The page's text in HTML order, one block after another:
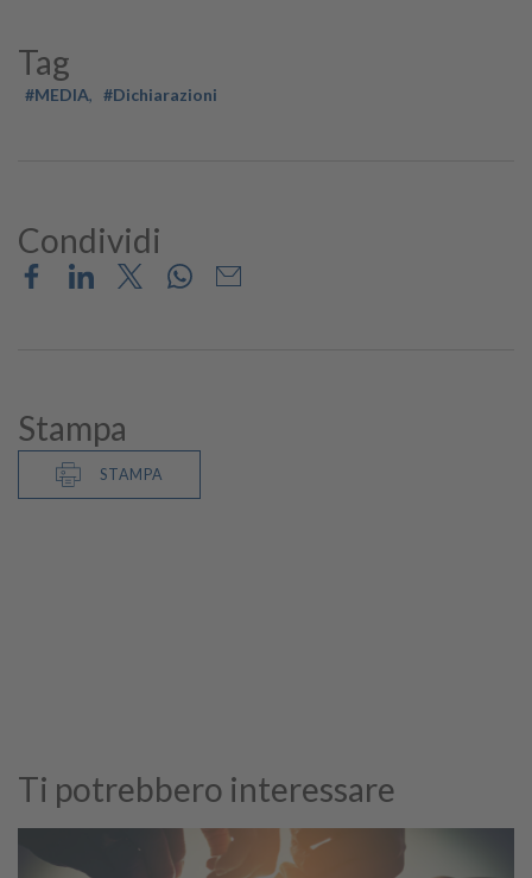
Tag
#MEDIA #Dichiarazioni
Condividi
Stampa
STAMPA
Ti potrebbero interessare